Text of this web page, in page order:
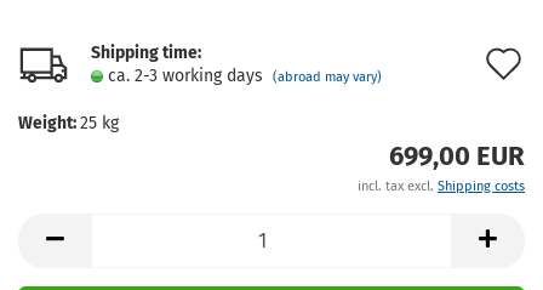
Shipping time:
ca. 2-3 working days
(abroad may vary)
Weight:25 kg
699,00 EUR
incl. tax excl. Shipping costs